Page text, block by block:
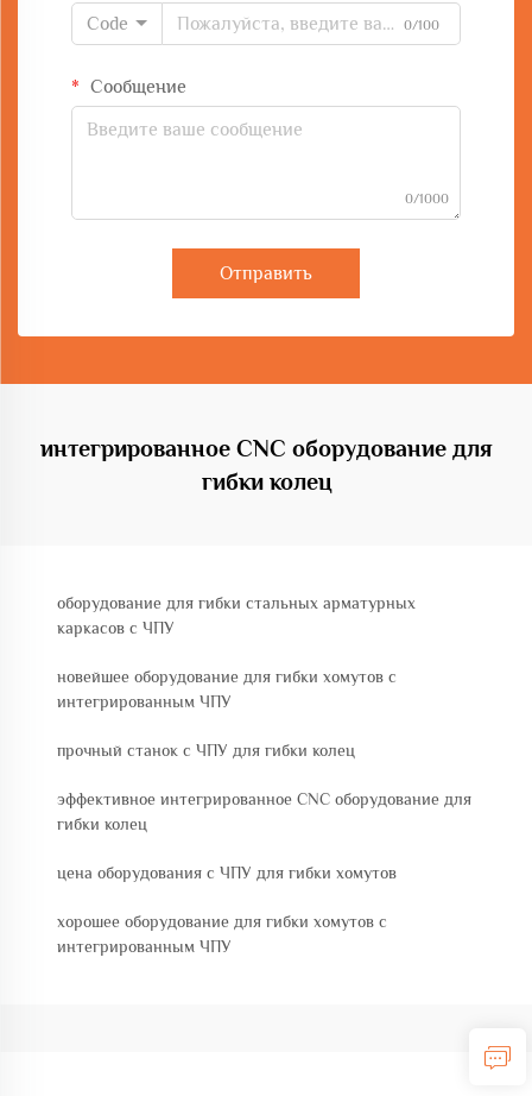
Code
0/100
Сообщение
0/1000
Отправить
интегрированное CNC оборудование для
гибки колец
оборудование для гибки стальных арматурных
каркасов с ЧПУ
новейшее оборудование для гибки хомутов с
интегрированным ЧПУ
прочный станок с ЧПУ для гибки колец
эффективное интегрированное CNC оборудование для
гибки колец
цена оборудования с ЧПУ для гибки хомутов
хорошее оборудование для гибки хомутов с
интегрированным ЧПУ